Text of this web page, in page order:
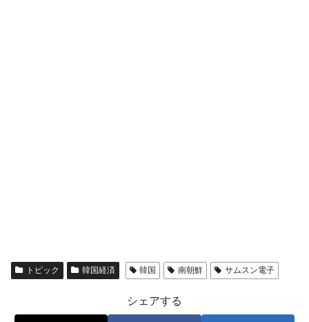
トピック 韓国経済 韓国 南朝鮮 サムスン電子
シェアする